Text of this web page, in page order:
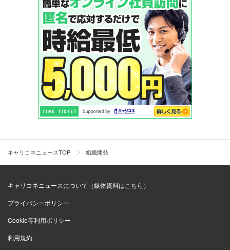
キャリコネニュースTOP 組織開発
キャリコネニュースについて（媒体資料はこちら）
プライバシーポリシー
Cookie等利用ポリシー
利用規約